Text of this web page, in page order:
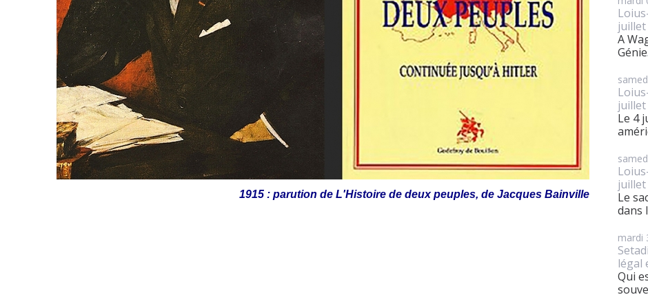
1915 : parution de L'Histoire de deux peuples, de Jacques Bainville
juillet
A
juillet
Le 4
juillet
Le
dans
mardi
légal
Qui